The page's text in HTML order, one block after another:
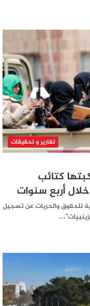
تقارير و تحقيقات
ارتكبتها كتائب
خلال أربع سنوات
للحقوق والحريات عن تسجيل